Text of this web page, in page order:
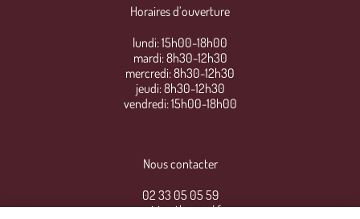
Horaires d’ouverture
lundi: 15h00-18h00
mardi: 8h30-12h30
mercredi: 8h30-12h30
jeudi: 8h30-12h30
vendredi: 15h00-18h00
Nous contacter
02 33 05 05 59
mairie@thereval.fr